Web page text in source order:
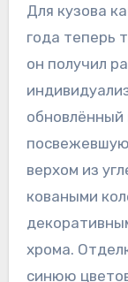
Для кузова
года теперь
он получил
обновлённый
верхом из
коваными
хрома.
синюю